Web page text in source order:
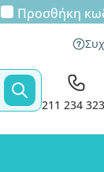
Προσθήκη
211 234